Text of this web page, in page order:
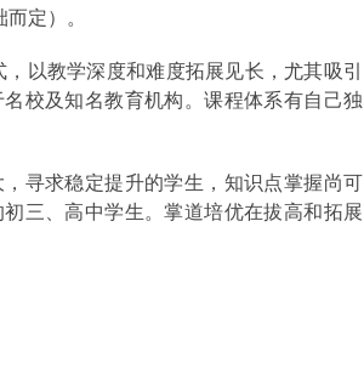
定）。
，以教学深度和难度拓展见长，尤其吸引
校及知名教育机构。课程体系有自己独
寻求稳定提升的学生，知识点掌握尚可
三、高中学生。掌道培优在拔高和拓展